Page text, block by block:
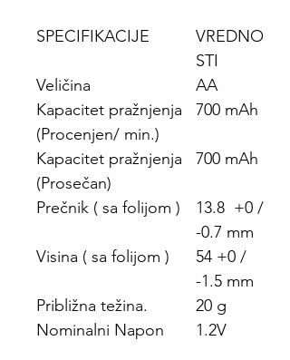
SPECIFIKACIJE
VREDNO
STI
Veličina
AA
Kapacitet pražnjenja
(Procenjen/ min.)
700 mAh
Kapacitet pražnjenja
(Prosečan)
700 mAh
Prečnik ( sa folijom )
13.8 +0 /
-0.7 mm
Visina ( sa folijom )
54 +0 /
-1.5 mm
Približna težina.
20 g
Nominalni Napon
1.2V